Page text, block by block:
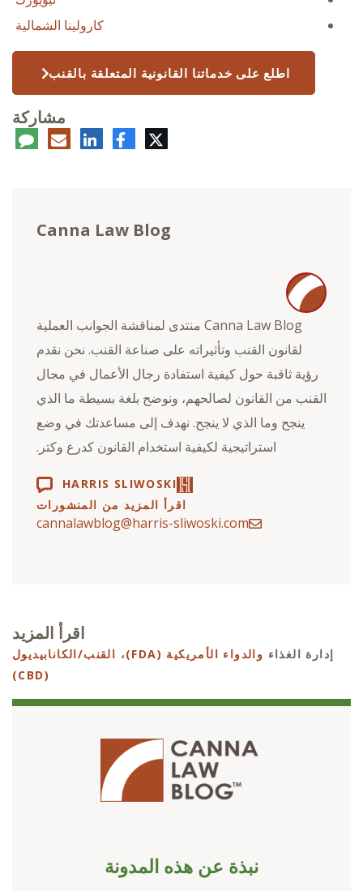
كارولينا الشمالية
اطلع على خدماتنا القانونية المتعلقة بالقنب
مشاركة
تويتر فيسبوكلينكدإنالبريد
Canna Law Blog
Canna Law Blog منتدى لمناقشة الجوانب العملية
لقانون القنب وتأثيراته على صناعة القنب. نحن نقدم
رؤية ثاقبة حول كيفية استفادة رجال الأعمال في مجال
القنب من القانون لصالحهم، ونوضح بلغة بسيطة ما الذي
ينجح وما الذي لا ينجح. نهدف إلى مساعدتك في وضع
استراتيجية لكيفية استخدام القانون كدرع وكتر.
HARRIS SLIWOSKI
اقرأ المزيد من المنشورات
cannalawblog@harris-sliwoski.com
اقرأ المزيد
إدارة الغذاء والدواء الأمريكية (FDA) ، القنب/الكانابيديول
(CBD)
نبذة عن هذه المدونة